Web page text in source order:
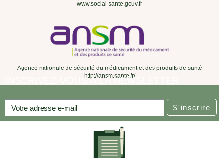
www.social-sante.gouv.fr
Agence nationale de sécurité du médicament et des produits de santé
http://ansm.sante.fr/
INSCRIVEZ-VOUS À LA NEWSLETTER
S'inscrire